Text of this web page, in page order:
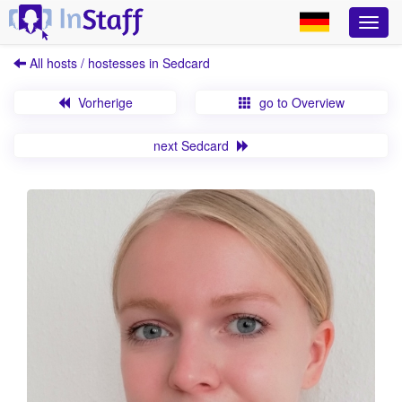
All hosts / hostesses in Sedcard
Vorherige go to Overview
next Sedcard